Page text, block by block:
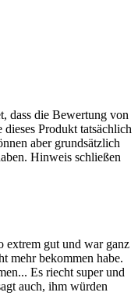
dass die Bewertung von
Produkt tatsächlich
aber grundsätzlich
Hinweis schließen
extrem gut und war ganz
mehr bekommen habe.
Es riecht super und
auch, ihm würden